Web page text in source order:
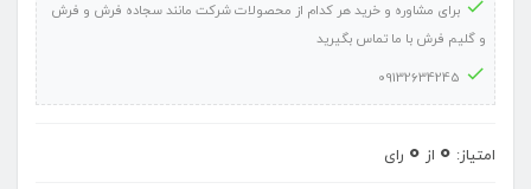
برای مشاوره و خرید هر کدام از محصولات شرکت مانند سجاده فرش و فرش
و گلیم فرش با ما تماس بگیرید
09132634245
امتیاز: 0 از 0 رای